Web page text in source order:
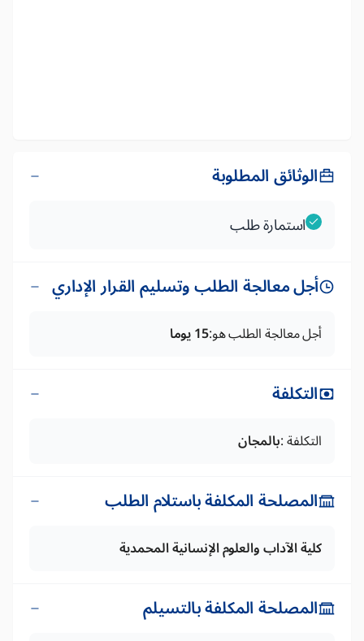
الوثائق المطلوبة
استمارة طلب
أجل معالجة الطلب وتسليم القرار الإداري
أجل معالجة الطلب هو:15 يوما
التكلفة
التكلفة :بالمجان
المصلحة المكلفة باستلام الطلب
كلية الآداب والعلوم الإنسانية المحمدية
المصلحة المكلفة بالتسيلم